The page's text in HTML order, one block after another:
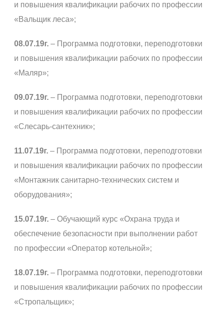
и повышения квалификации рабочих по профессии
«Вальщик леса»;
08.07.19г. – Программа подготовки, переподготовки
и повышения квалификации рабочих по профессии
«Маляр»;
09.07.19г. – Программа подготовки, переподготовки
и повышения квалификации рабочих по профессии
«Слесарь-сантехник»;
11.07.19г. – Программа подготовки, переподготовки
и повышения квалификации рабочих по профессии
«Монтажник санитарно-технических систем и
оборудования»;
15.07.19г. – Обучающий курс «Охрана труда и
обеспечение безопасности при выполнении работ
по профессии «Оператор котельной»;
18.07.19г. – Программа подготовки, переподготовки
и повышения квалификации рабочих по профессии
«Стропальщик»;